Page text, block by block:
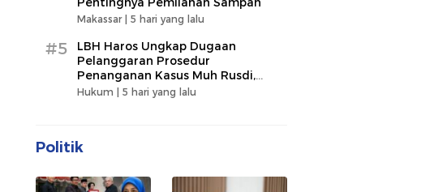
Makassar | 5 hari yang lalu
#5
LBH Haros Ungkap Dugaan
Pelanggaran Prosedur
Penanganan Kasus Muh Rusdi,
Segera Laporkan ke Dumas Polri
Hukum | 5 hari yang lalu
Politik